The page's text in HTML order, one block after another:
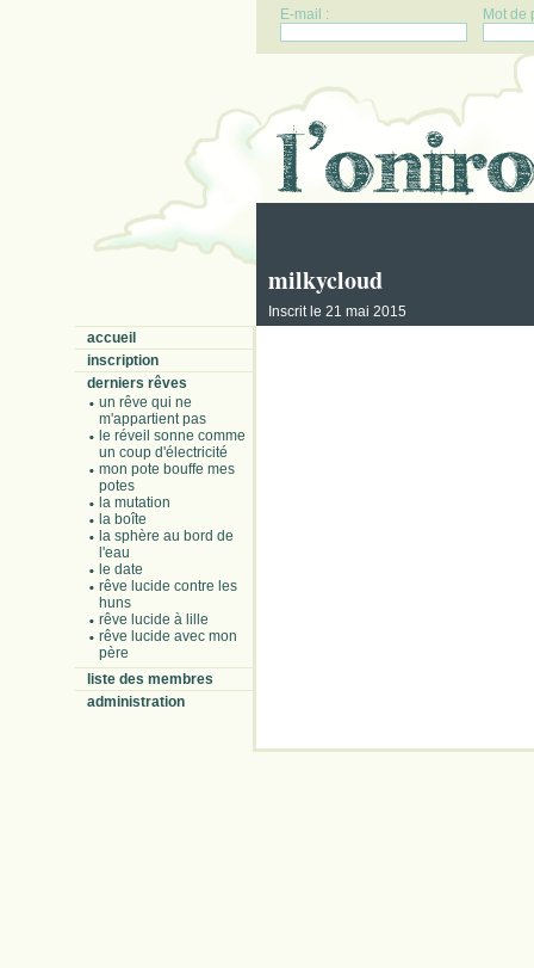
E-mail : Mot de
milkycloud
Inscrit le 21 mai 2015
accueil
inscription
derniers rêves
un rêve qui ne
m'appartient pas
le réveil sonne comme
un coup d'électricité
mon pote bouffe mes
potes
la mutation
la boîte
la sphère au bord de
l'eau
le date
rêve lucide contre les
huns
rêve lucide à lille
rêve lucide avec mon
père
liste des membres
administration